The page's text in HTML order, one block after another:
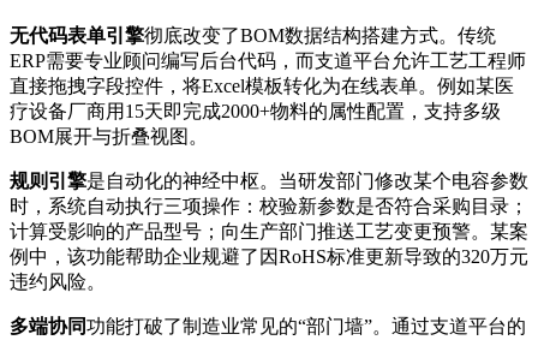
无代码表单引擎彻底改变了BOM数据结构搭建方式。传统
ERP需要专业顾问编写后台代码，而支道平台允许工艺工程师
直接拖拽字段控件，将Excel模板转化为在线表单。例如某医
疗设备厂商用15天即完成2000+物料的属性配置，支持多级
BOM展开与折叠视图。
规则引擎是自动化的神经中枢。当研发部门修改某个电容参数
时，系统自动执行三项操作：校验新参数是否符合采购目录；
计算受影响的产品型号；向生产部门推送工艺变更预警。某案
例中，该功能帮助企业规避了因RoHS标准更新导致的320万元
违约风险。
多端协同功能打破了制造业常见的“部门墙”。通过支道平台的